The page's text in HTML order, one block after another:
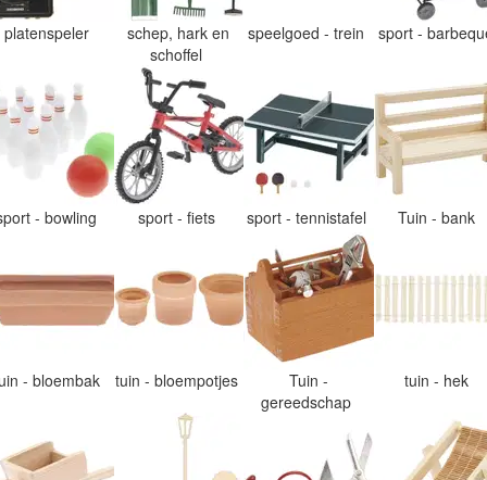
platenspeler
schep, hark en
schoffel
speelgoed - trein sport -
- bowling sport - fiets sport - tennistafel Tuin - bank
- bloembak tuin - bloempotjes
Tuin -
gereedschap
tuin - hek